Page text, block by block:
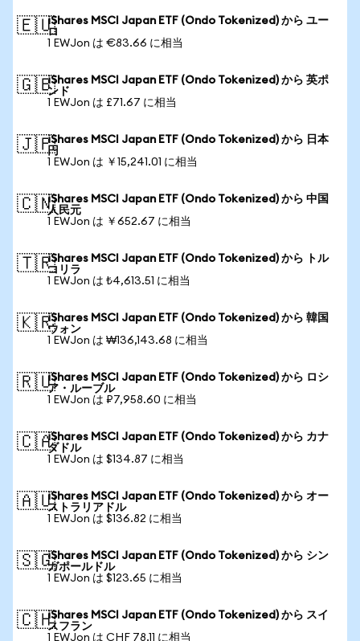
🇪🇺iShares MSCI Japan ETF (Ondo Tokenized) から ユー
ロ
1 EWJon は €83.66 に相当
🇬🇧iShares MSCI Japan ETF (Ondo Tokenized) から 英ポ
ンド
1 EWJon は £71.67 に相当
🇯🇵iShares MSCI Japan ETF (Ondo Tokenized) から 日本
円
1 EWJon は ￥15,241.01 に相当
🇨🇳iShares MSCI Japan ETF (Ondo Tokenized) から 中国
人民元
1 EWJon は ￥652.67 に相当
🇹🇷iShares MSCI Japan ETF (Ondo Tokenized) から トル
コリラ
1 EWJon は ₺4,613.51 に相当
🇰🇷iShares MSCI Japan ETF (Ondo Tokenized) から 韓国
ウォン
1 EWJon は ₩136,143.68 に相当
🇷🇺iShares MSCI Japan ETF (Ondo Tokenized) から ロシ
ア・ルーブル
1 EWJon は ₽7,958.60 に相当
🇨🇦iShares MSCI Japan ETF (Ondo Tokenized) から カナ
ダドル
1 EWJon は $134.87 に相当
🇦🇺iShares MSCI Japan ETF (Ondo Tokenized) から オー
ストラリアドル
1 EWJon は $136.82 に相当
🇸🇬iShares MSCI Japan ETF (Ondo Tokenized) から シン
ガポールドル
1 EWJon は $123.65 に相当
🇨🇭iShares MSCI Japan ETF (Ondo Tokenized) から スイ
スフラン
1 EWJon は CHF 78.11 に相当